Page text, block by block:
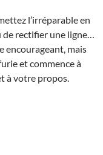
l’irréparable en
rectifier une ligne…
encourageant, mais
et commence à
à votre propos.